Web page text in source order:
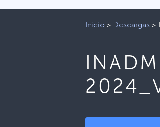
Inicio > Descargas >